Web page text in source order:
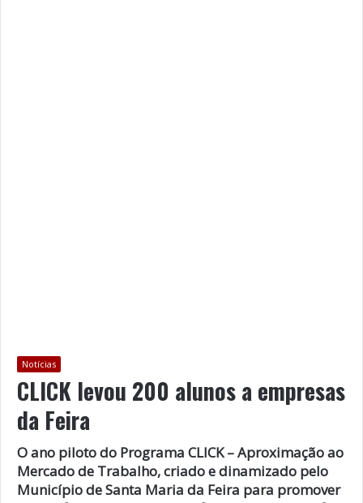
Notícias
CLICK levou 200 alunos a empresas
da Feira
O ano piloto do Programa CLICK – Aproximação ao
Mercado de Trabalho, criado e dinamizado pelo
Município de Santa Maria da Feira para promover